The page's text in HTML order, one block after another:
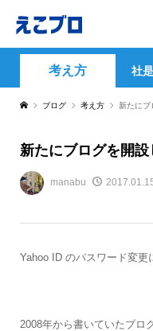
考え方 社
ブログ 考え方 新たにブ
新たにブログを開設
manabu
Yahoo ID のパスワード変更
2008年から書いていたブロ